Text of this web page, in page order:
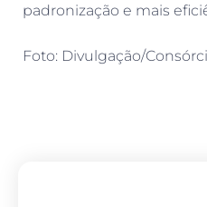
padronização e mais
Foto: Divulgação/